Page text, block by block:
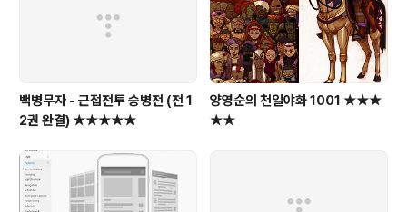
백병무자 - 근접전투 승병전 (전 1
2권 완결) ★★★★★
양영순의 천일야화 1001 ★★★
★★